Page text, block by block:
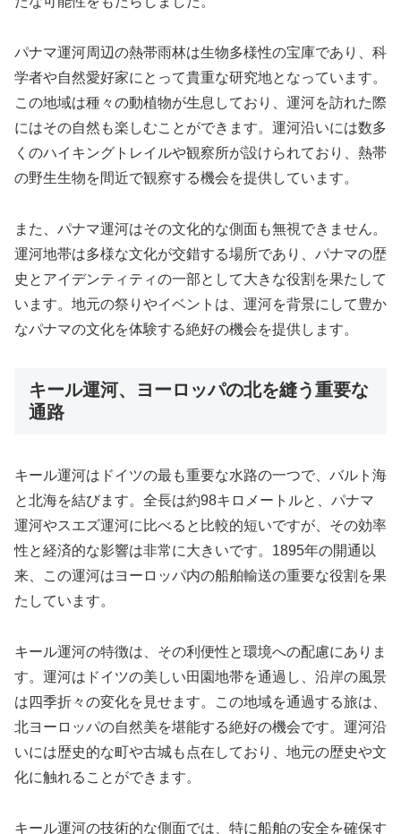
パナマ運河周辺の熱帯雨林は生物多様性の宝庫であり、科
学者や自然愛好家にとって貴重な研究地となっています。
この地域は種々の動植物が生息しており、運河を訪れた際
にはその自然も楽しむことができます。運河沿いには数多
くのハイキングトレイルや観察所が設けられており、熱帯
の野生生物を間近で観察する機会を提供しています。
また、パナマ運河はその文化的な側面も無視できません。
運河地帯は多様な文化が交錯する場所であり、パナマの歴
史とアイデンティティの一部として大きな役割を果たして
います。地元の祭りやイベントは、運河を背景にして豊か
なパナマの文化を体験する絶好の機会を提供します。
キール運河、ヨーロッパの北を縫う重要な
通路
キール運河はドイツの最も重要な水路の一つで、バルト海
と北海を結びます。全長は約98キロメートルと、パナマ
運河やスエズ運河に比べると比較的短いですが、その効率
性と経済的な影響は非常に大きいです。1895年の開通以
来、この運河はヨーロッパ内の船舶輸送の重要な役割を果
たしています。
キール運河の特徴は、その利便性と環境への配慮にありま
す。運河はドイツの美しい田園地帯を通過し、沿岸の風景
は四季折々の変化を見せます。この地域を通過する旅は、
北ヨーロッパの自然美を堪能する絶好の機会です。運河沿
いには歴史的な町や古城も点在しており、地元の歴史や文
化に触れることができます。
キール運河の技術的な側面では、特に船舶の安全を確保す